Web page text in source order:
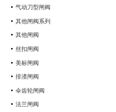
气动刀型闸阀
其他闸阀系列
其他闸阀
丝扣闸阀
美标闸阀
排渣闸阀
伞齿轮闸阀
法兰闸阀